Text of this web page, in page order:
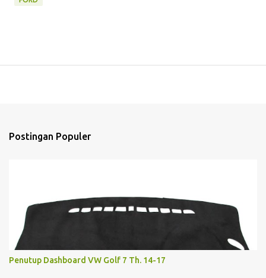
Postingan Populer
Penutup Dashboard VW Golf 7 Th. 14-17